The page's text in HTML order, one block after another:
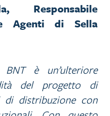
Responsabile
Agenti di Sella
è un’ulteriore
del progetto di
di distribuzione con